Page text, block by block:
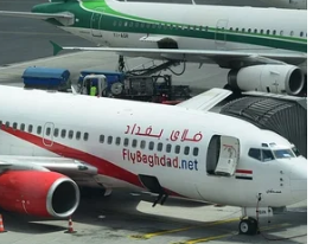
giá tại các
mục